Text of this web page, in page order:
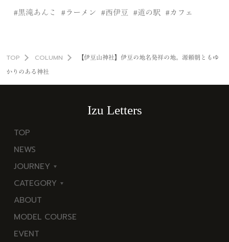
黒滝あんこ ラーメン 西伊豆 道の駅 カフェ
TOP COLUMN 【伊豆山神社】伊豆の地名発祥の地。源頼朝ともゆ
かりのある神社
Izu Letters
TOP
NEWS
JOURNEY
東
伊
豆
西
CATEGORY
海
岬
温
ABOUT
MODEL COURSE
EVENT